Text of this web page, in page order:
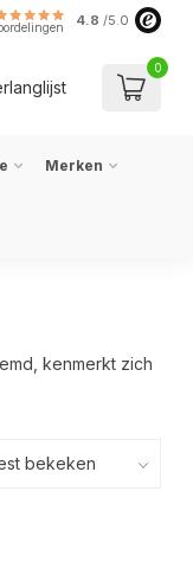
4.8 /5.0
0
Merken
kenmerkt zich